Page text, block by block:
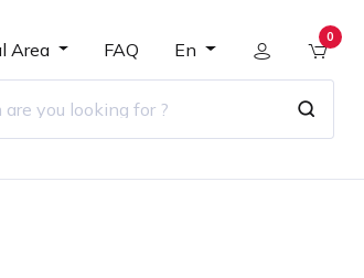
Area FAQ En
0